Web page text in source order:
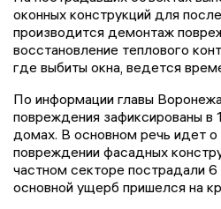
оконных конструкций для
производится демонтаж
восстановление теплового
где выбиты окна, ведется
По информации главы
повреждения зафиксированы в
домах. В основном речь идет о
повреждении фасадных
частном секторе пострадали
основной ущерб пришелся на